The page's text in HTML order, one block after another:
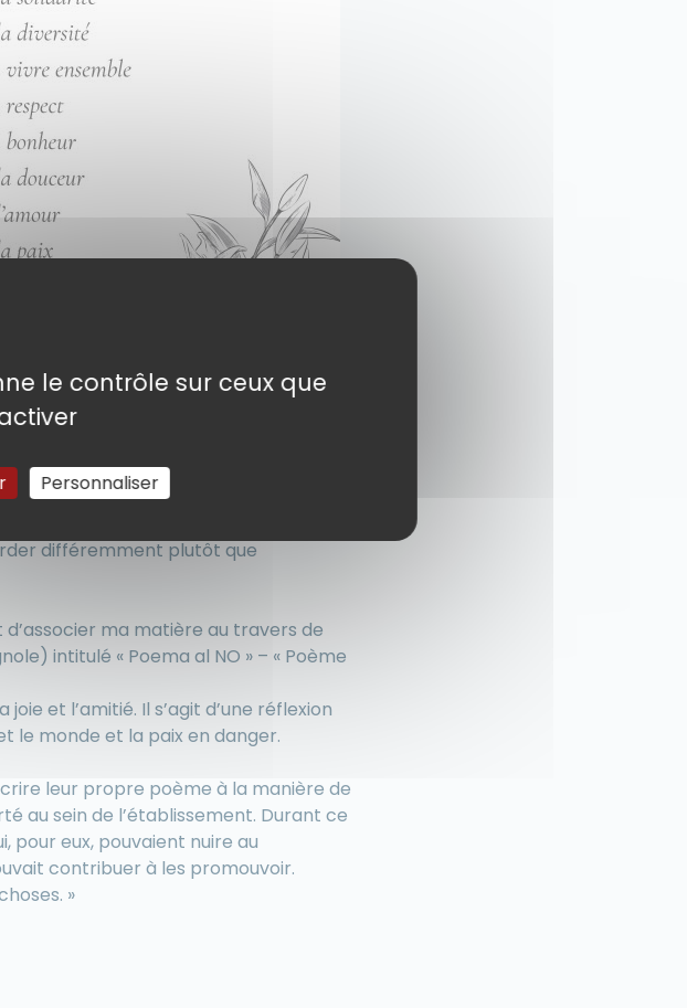
Toutefois, aborder l’actualité
différemment plutôt que
ma matière au travers de
intitulé « Poema al NO » – « Poème
et l’amitié. Il s’agit d’une réflexion
le monde et la paix en danger.
leur propre poème à la manière de
au sein de l’établissement. Durant ce
pour eux, pouvaient nuire au
contribuer à les promouvoir.
»
le contrôle sur ceux que
Personnaliser